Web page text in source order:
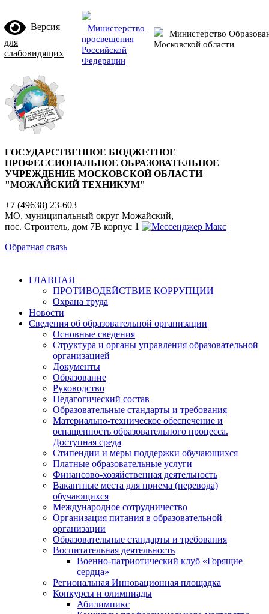
Версия
для
слабовидящих
Министерство
просвещения
Российской
Федерации
Министерство
Московской области
ГОСУДАРСТВЕННОЕ БЮДЖЕТНОЕ
ПРОФЕССИОНАЛЬНОЕ ОБРАЗОВАТЕЛЬНОЕ
УЧРЕЖДЕНИЕ МОСКОВСКОЙ ОБЛАСТИ
"МОЖАЙСКИЙ ТЕХНИКУМ"
+7 (49638) 23-603
МО, муниципальный округ Можайский,
пос. Строитель, дом 7В корпус 1
Обратная связь
ГЛАВНАЯ
ПРОТИВОДЕЙСТВИЕ КОРРУПЦИИ
Охрана труда
Новости
Сведения об образовательной организации
Основные сведения
Структура и органы управления образовательной
организацией
Документы
Образование
Руководство
Педагогический состав
Образовательные стандарты и требования
Материально-техническое обеспечение и
оснащенность образовательного процесса.
Доступная среда
Стипендии и меры поддержки обучающихся
Платные образовательные услуги
Финансово-хозяйственная деятельность
Вакантные места для приема (перевода)
обучающихся
Международное сотрудничество
Организация питания в образовательной
организации
Образовательные стандарты и требования
Воспитательная деятельность
Военно-патриотический клуб «Горящие
сердца»
Региональная Инновационная площадка
Конкурсы и олимпиады
Абилимпикс